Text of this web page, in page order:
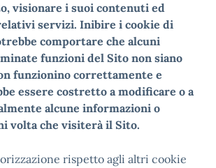
visionare i suoi contenuti ed
servizi. Inibire i cookie di
comportare che alcuni
funzioni del Sito non siano
funzionino correttamente e
essere costretto a modificare o a
alcune informazioni o
volta che visiterà il Sito.
rispetto agli altri cookie